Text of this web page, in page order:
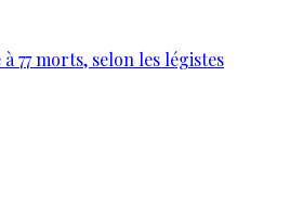
77 morts, selon les légistes